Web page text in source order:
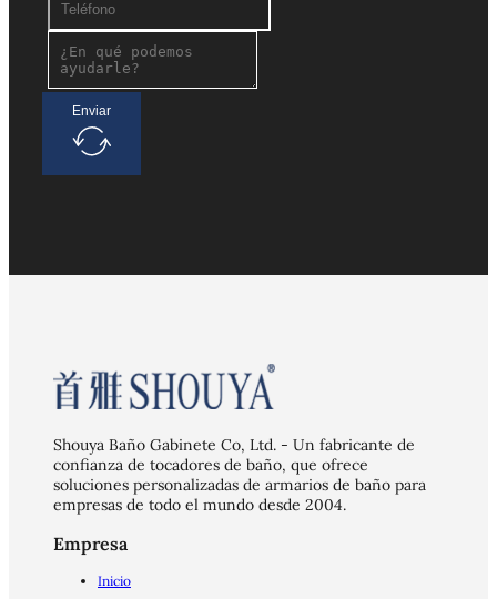
Enviar
Shouya Baño Gabinete Co, Ltd. - Un fabricante de
confianza de tocadores de baño, que ofrece
soluciones personalizadas de armarios de baño para
empresas de todo el mundo desde 2004.
Empresa
Inicio